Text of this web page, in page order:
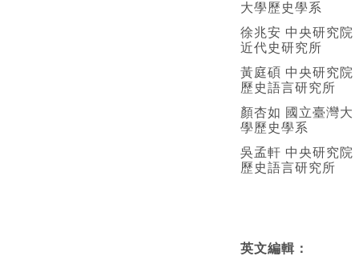
大學歷史學系
徐兆安 中央研究院
近代史研究所
黃庭碩 中央研究院
歷史語言研究所
顏杏如 國立臺灣大
學歷史學系
吳孟軒 中央研究院
歷史語言研究所
英文編輯 ：